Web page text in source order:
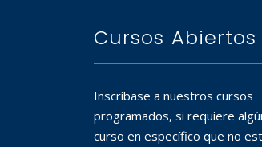
Cursos Abiertos
Inscríbase a nuestros cursos
programados, si requiere
curso en específico que no